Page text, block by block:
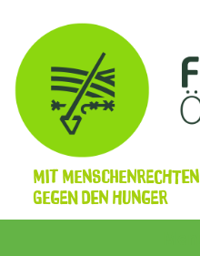
Mit Menschenrechten
gegen den Hunger